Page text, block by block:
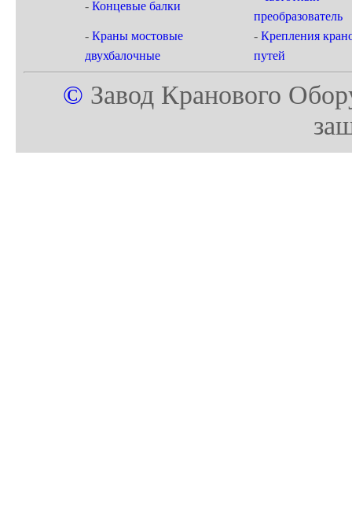
- Концевые балки
преобразователь
- Краны мостовые
двухбалочные
- Крепления
путей
© Завод Кранового